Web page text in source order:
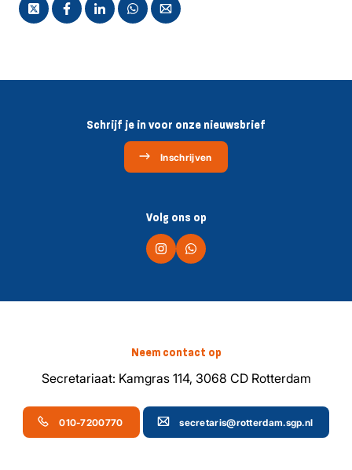
Schrijf je in voor onze nieuwsbrief
Inschrijven
Volg ons op
Neem contact op
Secretariaat: Kamgras 114, 3068 CD Rotterdam
010-7200770 secretaris@rotterdam.sgp.nl